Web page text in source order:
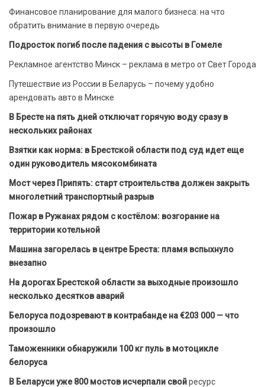
Финансовое планирование для малого бизнеса: на что
обратить внимание в первую очередь
Подросток погиб после падения с высоты в Гомеле
Рекламное агентство Минск – реклама в метро от Свет Города
Путешествие из России в Беларусь – почему удобно
арендовать авто в Минске
В Бресте на пять дней отключат горячую воду сразу в
нескольких районах
Взятки как норма: в Брестской области под суд идет еще
один руководитель мясокомбината
Мост через Припять: старт строительства должен закрыть
многолетний транспортный разрыв
Пожар в Ружанах рядом с костёлом: возгорание на
территории котельной
Машина загорелась в центре Бреста: пламя вспыхнуло
внезапно
На дорогах Брестской области за выходные произошло
несколько десятков аварий
Белоруса подозревают в контрабанде на €203 000 — что
произошло
Таможенники обнаружили 100 кг пуль в мотоцикле
белоруса
В Беларуси уже 800 мостов исчерпали свойресурс